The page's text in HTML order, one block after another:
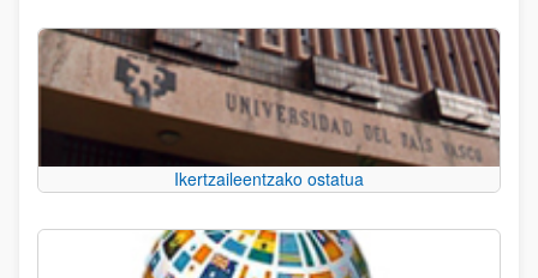
Ikertzaileentzako ostatua